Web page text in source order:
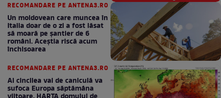
RECOMANDARE PE ANTENA3.RO
Un moldovean care muncea în
Italia doar de o zi a fost lăsat
să moară pe şantier de 6
români. Aceștia riscă acum
închisoarea
RECOMANDARE PE ANTENA3.RO
Al cincilea val de caniculă va
sufoca Europa săptămâna